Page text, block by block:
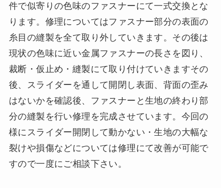
件で似寄りの色味のファスナーにて一式交換とな
ります。修理についてはファスナー部分の表面の
糸目の縫製を全て取り外していきます。その後は
現状の色味に近い金属ファスナーの長さを図り、
裁断・仮止め・縫製にて取り付けていきますその
後、スライダーを通して開閉し表面、背面の歪み
はないかを確認後、ファスナーと生地の終わり部
分の縫製を行い修理を完成させています。今回の
様にスライダー開閉して動かない・生地の大幅な
裂けや損傷などについては修理にて改善が可能で
すので一度にご相談下さい。